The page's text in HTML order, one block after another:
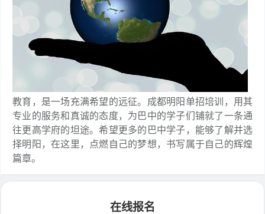
教育，是一场充满希望的远征。成都明阳单招培训，用其
专业的服务和真诚的态度，为巴中的学子们铺就了一条通
往更高学府的坦途。希望更多的巴中学子，能够了解并选
择明阳，在这里，点燃自己的梦想，书写属于自己的辉煌
篇章。
在线报名